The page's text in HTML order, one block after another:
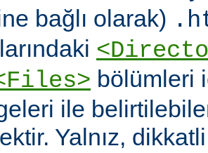
bağlı olarak)
bölümleri
ile
Yalnız,